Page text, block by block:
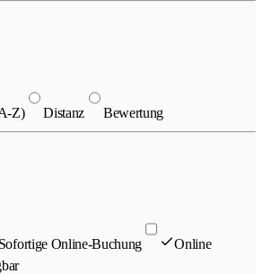
Z) Distanz Bewertung
Sofortige Online-Buchung
Online